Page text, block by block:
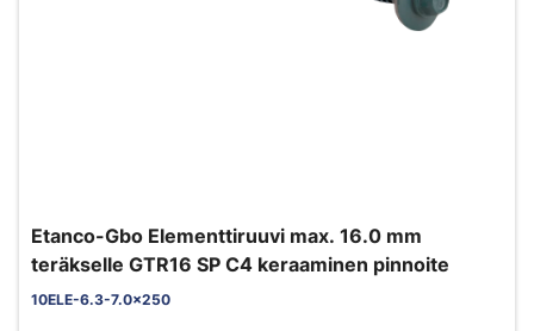
Etanco-Gbo Elementtiruuvi max. 16.0 mm
teräkselle GTR16 SP C4 keraaminen pinnoite
10ELE-6.3-7.0x250